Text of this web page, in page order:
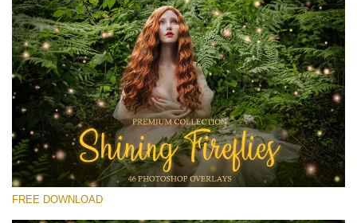
โปรดเลือก
FREE DOWNLOAD